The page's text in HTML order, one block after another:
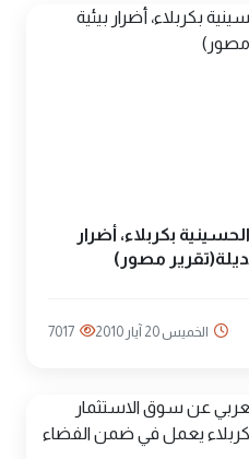
بكربلاء، أضرار
مصور)
الخميس 20 آيار 2010 7017